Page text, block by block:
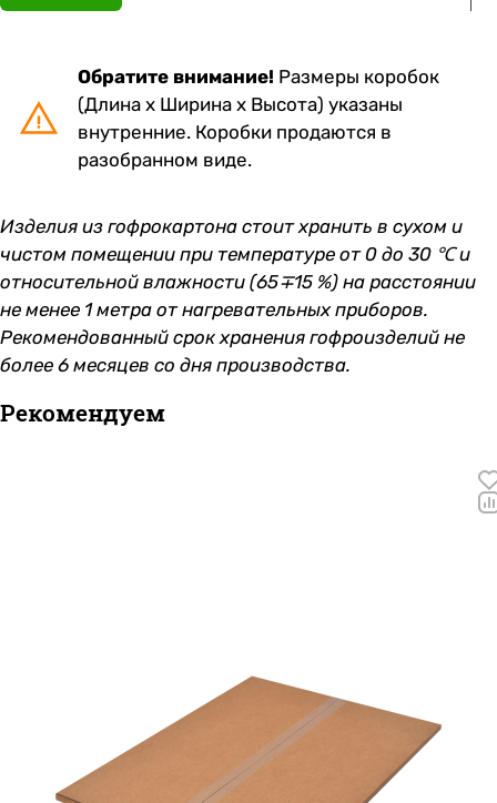
Обратите внимание! Размеры коробок
(Длина х Ширина х Высота) указаны
внутренние. Коробки продаются в
разобранном виде.
Изделия из гофрокартона стоит хранить в сухом и
чистом помещении при температуре от 0 до 30 ℃ и
относительной влажности (65∓15 %) на расстоянии
не менее 1 метра от нагревательных приборов.
Рекомендованный срок хранения гофроизделий не
более 6 месяцев со дня производства.
Рекомендуем